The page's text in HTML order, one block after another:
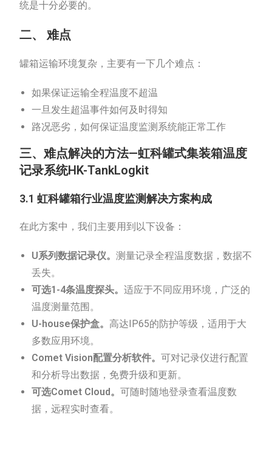
统是十分必要的。
二、 难点
罐箱运输环境复杂，主要有一下几个难点：
如果保证运输全程温度不超温
一旦发生超温事件如何及时得知
路况恶劣，如何保证温度监测系统能正常工作
三、难点解决的方法—虹科罐式集装箱温度
记录系统HK-TankLogkit
3.1 虹科罐箱行业温度监测解决方案构成
在此方案中，我们主要用到以下设备：
U系列数据记录仪。测量记录全程温度数据，数据不
丢失。
可选1-4条温度探头。适应于不同应用环境，广泛的
温度测量范围。
U-house保护盒。高达IP65的防护等级，适用于大
多数应用环境。
Comet Vision配置分析软件。可对记录仪进行配置
和分析导出数据，免费升级和更新。
可选Comet Cloud。可随时随地登录查看温度数
据，远程实时查看。